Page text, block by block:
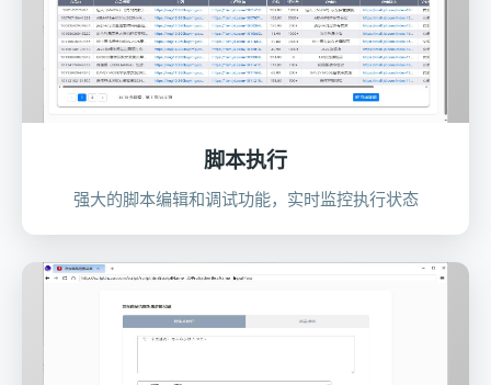
脚本执行
强大的脚本编辑和调试功能，实时监控执行状态